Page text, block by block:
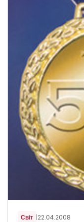
Світ |22.04.2008